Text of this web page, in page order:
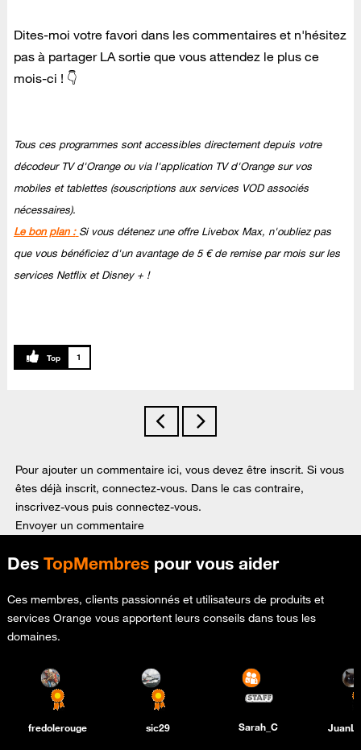
Dites-moi votre favori dans les commentaires et n'hésitez
pas à partager LA sortie que vous attendez le plus ce
mois-ci ! 👇
Tous ces programmes sont accessibles directement depuis votre
décodeur TV d'Orange ou via l'application TV d'Orange sur vos
mobiles et tablettes (souscriptions aux services VOD associés
nécessaires).
Le bon plan : Si vous détenez une offre Livebox Max, n'oubliez pas
que vous bénéficiez d'un avantage de 5 € de remise par mois sur les
services Netflix et Disney + !
1
Pour ajouter un commentaire ici, vous devez être inscrit. Si vous
êtes déjà inscrit, connectez-vous. Dans le cas contraire,
inscrivez-vous puis connectez-vous.
Envoyer un commentaire
Des TopMembres pour vous aider
Ces membres, clients passionnés et utilisateurs de produits et
services Orange vous apportent leurs conseils dans tous les
domaines.
fredolerouge sic29 Sarah_C